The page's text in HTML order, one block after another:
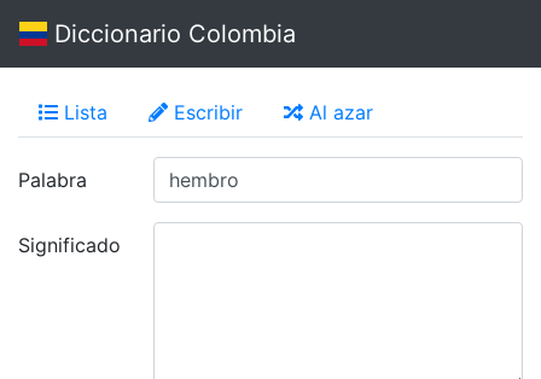
Diccionario Colombia
Lista Escribir Al azar
Palabra
Significado